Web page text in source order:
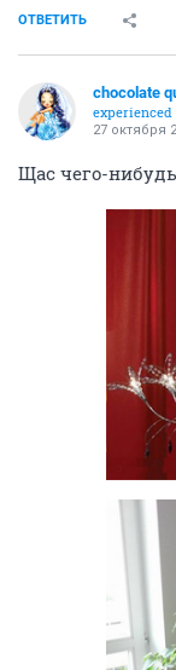
ОТВЕТИТЬ
chocolate
experienced
27 октября
Щас чего-